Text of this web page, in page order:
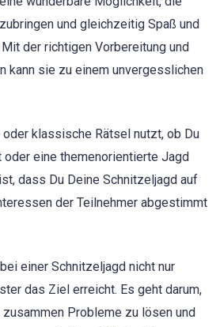
und gleichzeitig Spaß und
der richtigen Vorbereitung und
kann sie zu einem unvergesslichen
oder klassische Rätsel nutzt, ob Du
oder eine themenorientierte Jagd
dass Du Deine Schnitzeljagd auf
der Teilnehmer abgestimmt
einer Schnitzeljagd nicht nur
das Ziel erreicht. Es geht darum,
Probleme zu lösen und